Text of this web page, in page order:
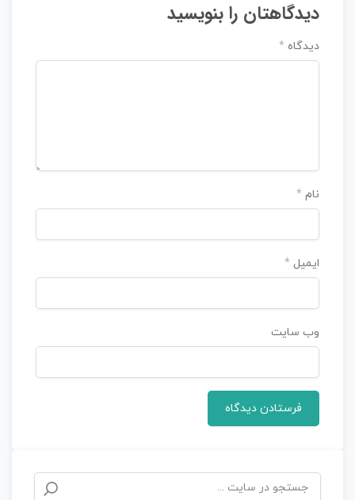
دیدگاهتان را بنویسید
دیدگاه *
نام *
ایمیل *
وب‌ سایت